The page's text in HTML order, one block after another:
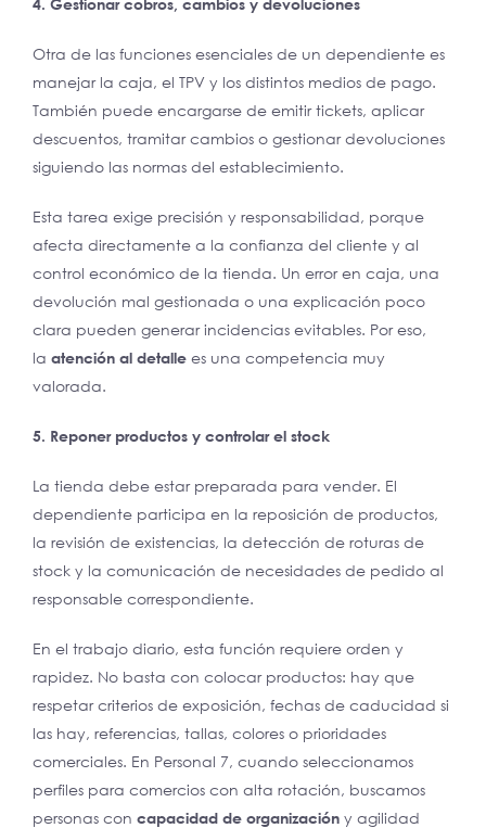
Otra de las funciones esenciales de un dependiente es
manejar la caja, el TPV y los distintos medios de pago.
También puede encargarse de emitir tickets, aplicar
descuentos, tramitar cambios o gestionar devoluciones
siguiendo las normas del establecimiento.
Esta tarea exige precisión y responsabilidad, porque
afecta directamente a la confianza del cliente y al
control económico de la tienda. Un error en caja, una
devolución mal gestionada o una explicación poco
clara pueden generar incidencias evitables. Por eso,
la atención al detalle es una competencia muy
valorada.
5. Reponer productos y controlar el stock
La tienda debe estar preparada para vender. El
dependiente participa en la reposición de productos,
la revisión de existencias, la detección de roturas de
stock y la comunicación de necesidades de pedido al
responsable correspondiente.
En el trabajo diario, esta función requiere orden y
rapidez. No basta con colocar productos: hay que
respetar criterios de exposición, fechas de caducidad si
las hay, referencias, tallas, colores o prioridades
comerciales. En Personal 7, cuando seleccionamos
perfiles para comercios con alta rotación, buscamos
personas con capacidad de organización y agilidad